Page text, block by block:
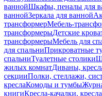
ваннойШкафы, пеналы для
ваннойЗеркала для ванной
трансформерМебель-
трансформерыДетские
трансформерыМебель для
для спальниПрикроватные
спальниТуалетные столики
жилых комнатДиваны,
секцииПолки, стеллажи,
креслаКомоды и тумбы
книгиКресла-качалки,